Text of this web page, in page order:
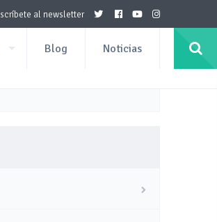
al newsletter
Blog Noticias